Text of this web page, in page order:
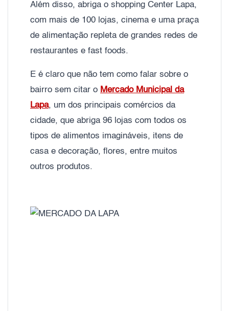
Além disso, abriga o shopping Center Lapa,
com mais de 100 lojas, cinema e uma praça
de alimentação repleta de grandes redes de
restaurantes e fast foods.
E é claro que não tem como falar sobre o
bairro sem citar o Mercado Municipal da
Lapa, um dos principais comércios da
cidade, que abriga 96 lojas com todos os
tipos de alimentos imagináveis, itens de
casa e decoração, flores, entre muitos
outros produtos.